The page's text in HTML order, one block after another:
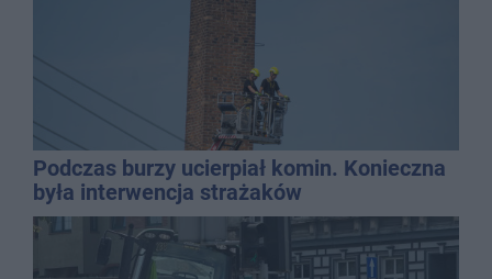
Podczas burzy ucierpiał komin. Konieczna
była interwencja strażaków